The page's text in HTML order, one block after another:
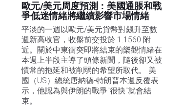
歐元/美元周度預測：美國通脹和戰
爭低迷情緒將繼續影響市場情緒
平淡的一週以歐元/美元貨幣對飆升至數
週新高收官，收盤前交投於 1.1560 附
近。關於中東衝突即將結束的樂觀情緒在
本週上半段主導了頭條新聞，隨後卻又被
慣常的拖延和被削弱的希望所取代。 美
國（US）總統唐納德-特朗普本週反覆表
示，他認為與伊朗的戰爭"很快"就會結
束。